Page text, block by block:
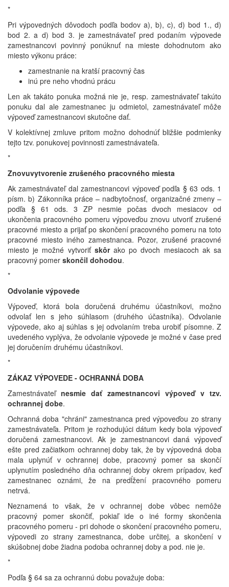
*
Pri výpovedných dôvodoch podľa bodov a), b), c), d) bod 1., d)
bod 2. a d) bod 3. je zamestnávateľ pred podaním výpovede
zamestnancovi povinný ponúknuť na mieste dohodnutom ako
miesto výkonu práce:
zamestnanie na kratší pracovný čas
inú pre neho vhodnú prácu
Len ak takáto ponuka možná nie je, resp. zamestnávateľ takúto
ponuku dal ale zamestnanec ju odmietol, zamestnávateľ môže
výpoveď zamestnancovi skutočne dať.
V kolektívnej zmluve pritom možno dohodnúť bližšie podmienky
tejto tzv. ponukovej povinnosti zamestnávateľa.
*
Znovuvytvorenie zrušeného pracovného miesta
Ak zamestnávateľ dal zamestnancovi výpoveď podľa § 63 ods. 1
písm. b) Zákonníka práce – nadbytočnosť, organizačné zmeny –
podľa § 61 ods. 3 ZP nesmie počas dvoch mesiacov od
ukončenia pracovného pomeru výpoveďou znovu utvoriť zrušené
pracovné miesto a prijať po skončení pracovného pomeru na toto
pracovné miesto iného zamestnanca. Pozor, zrušené pracovné
miesto je možné vytvoriť skôrako po dvoch mesiacoch ak sa
pracovný pomer skončil dohodou.
*
Odvolanie výpovede
Výpoveď, ktorá bola doručená druhému účastníkovi, možno
odvolať len s jeho súhlasom (druhého účastníka). Odvolanie
výpovede, ako aj súhlas s jej odvolaním treba urobiť písomne. Z
uvedeného vyplýva, že odvolanie výpovede je možné v čase pred
jej doručením druhému účastníkovi.
*
ZÁKAZ VÝPOVEDE - OCHRANNÁ DOBA
Zamestnávateľ nesmie dať zamestnancovi výpoveď v tzv.
ochrannej dobe.
Ochranná doba "chráni" zamestnanca pred výpoveďou zo strany
zamestnávateľa. Pritom je rozhodujúci dátum kedy bola výpoveď
doručená zamestnancovi. Ak je zamestnancovi daná výpoveď
ešte pred začiatkom ochrannej doby tak, že by výpovedná doba
mala uplynúť v ochrannej dobe, pracovný pomer sa skončí
uplynutím posledného dňa ochrannej doby okrem prípadov, keď
zamestnanec oznámi, že na predĺžení pracovného pomeru
netrvá.
Neznamená to však, že v ochrannej dobe vôbec nemôže
pracovný pomer skončiť, pokiaľ ide o iné formy skončenia
pracovného pomeru - pri dohode o skončení pracovného pomeru,
výpovedi zo strany zamestnanca, dobe určitej, a skončení v
skúšobnej dobe žiadna podoba ochrannej doby a pod. nie je.
*
Podľa § 64 sa za ochrannú dobu považuje doba: